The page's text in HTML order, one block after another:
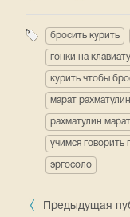
бросить курить
гонки на
курить чтобы
марат рахматулин
рахматулин марат
учимся говорить
эргосоло
Предыдущая